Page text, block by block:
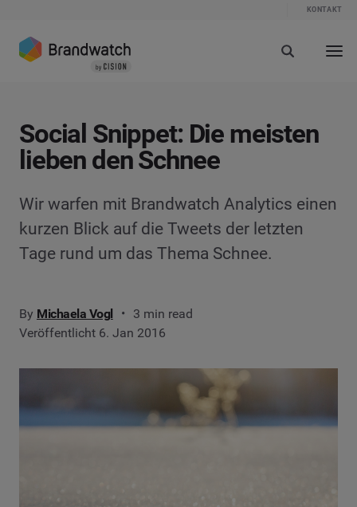
KONTAKT
Social Snippet: Die meisten
lieben den Schnee
Wir warfen mit Brandwatch Analytics einen
kurzen Blick auf die Tweets der letzten
Tage rund um das Thema Schnee.
By Michaela Vogl
3 min read
Veröffentlicht 6. Jan 2016